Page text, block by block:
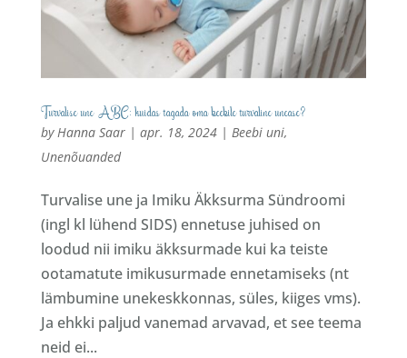
Turvalise une ABC: kuidas tagada oma beebile turvaline unease?
byHanna Saar| apr. 18, 2024| Beebi uni,
Unenõuanded
Turvalise une ja Imiku Äkksurma Sündroomi
(ingl kl lühend SIDS) ennetuse juhised on
loodud nii imiku äkksurmade kui ka teiste
ootamatute imikusurmade ennetamiseks (nt
lämbumine unekeskkonnas, süles, kiiges vms).
Ja ehkki paljud vanemad arvavad, et see teema
neid ei...